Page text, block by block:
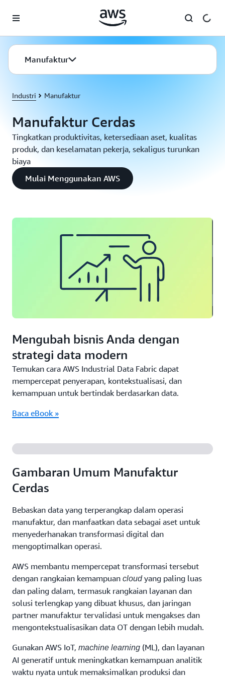
Manufaktur
Industri Manufaktur
Manufaktur Cerdas
Tingkatkan produktivitas, ketersediaan aset, kualitas
produk, dan keselamatan pekerja, sekaligus turunkan
biaya
Mulai Menggunakan AWS
Mengubah bisnis Anda dengan
strategi data modern
Temukan cara AWS Industrial Data Fabric dapat
mempercepat penyerapan, kontekstualisasi, dan
kemampuan untuk bertindak berdasarkan data.
Baca eBook »
Gambaran Umum Manufaktur
Cerdas
Bebaskan data yang terperangkap dalam operasi
manufaktur, dan manfaatkan data sebagai aset untuk
menyederhanakan transformasi digital dan
mengoptimalkan operasi.
AWS membantu mempercepat transformasi tersebut
dengan rangkaian kemampuan cloudyang paling luas
dan paling dalam, termasuk rangkaian layanan dan
solusi terlengkap yang dibuat khusus, dan jaringan
partner manufaktur tervalidasi untuk mengakses dan
mengontekstualisasikan data OT dengan lebih mudah.
Gunakan AWS IoT, machine learning (ML), dan layanan
AI generatif untuk meningkatkan kemampuan analitik
waktu nyata untuk memaksimalkan produksi dan